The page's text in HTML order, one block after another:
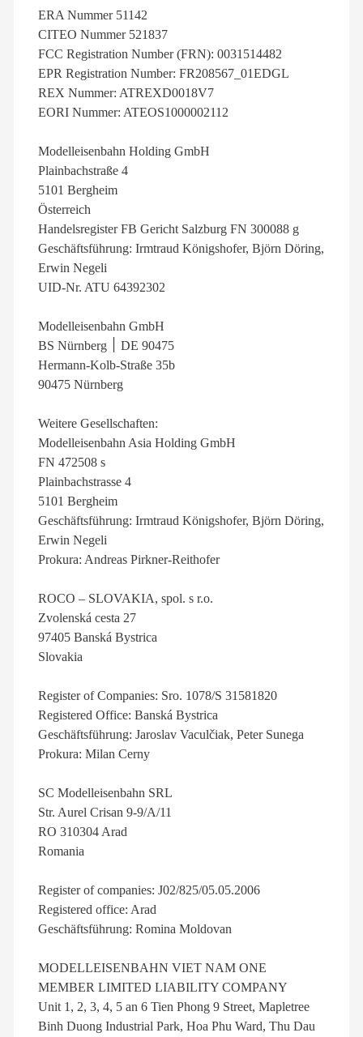
ERA Nummer 51142
CITEO Nummer 521837
FCC Registration Number (FRN): 0031514482
EPR Registration Number: FR208567_01EDGL
REX Nummer: ATREXD0018V7
EORI Nummer: ATEOS1000002112
Modelleisenbahn Holding GmbH
Plainbachstraße 4
5101 Bergheim
Österreich
Handelsregister FB Gericht Salzburg FN 300088 g
Geschäftsführung: Irmtraud Königshofer, Björn Döring,
Erwin Negeli
UID-Nr. ATU 64392302
Modelleisenbahn GmbH
BS Nürnberg ׀ DE 90475
Hermann-Kolb-Straße 35b
90475 Nürnberg
Weitere Gesellschaften:
Modelleisenbahn Asia Holding GmbH
FN 472508 s
Plainbachstrasse 4
5101 Bergheim
Geschäftsführung: Irmtraud Königshofer, Björn Döring,
Erwin Negeli
Prokura: Andreas Pirkner-Reithofer
ROCO – SLOVAKIA, spol. s r.o.
Zvolenská cesta 27
97405 Banská Bystrica
Slovakia
Register of Companies: Sro. 1078/S 31581820
Registered Office: Banská Bystrica
Geschäftsführung: Jaroslav Vaculčiak, Peter Sunega
Prokura: Milan Cerny
SC Modelleisenbahn SRL
Str. Aurel Crisan 9-9/A/11
RO 310304 Arad
Romania
Register of companies: J02/825/05.05.2006
Registered office: Arad
Geschäftsführung: Romina Moldovan
MODELLEISENBAHN VIET NAM ONE
MEMBER LIMITED LIABILITY COMPANY
Unit 1, 2, 3, 4, 5 an 6 Tien Phong 9 Street, Mapletree
Binh Duong Industrial Park, Hoa Phu Ward, Thu Dau